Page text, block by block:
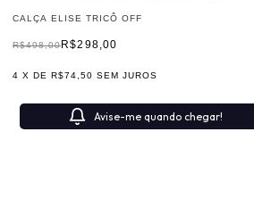
CALÇA ELISE TRICÔ OFF
R$298,00
R$498,00
4 X DER$74,50 SEM JUROS
Avise-me quando chegar!